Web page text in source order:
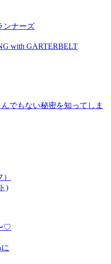
ンナーズ
with GARTERBELT
でもない秘密を知ってしま
)
♡